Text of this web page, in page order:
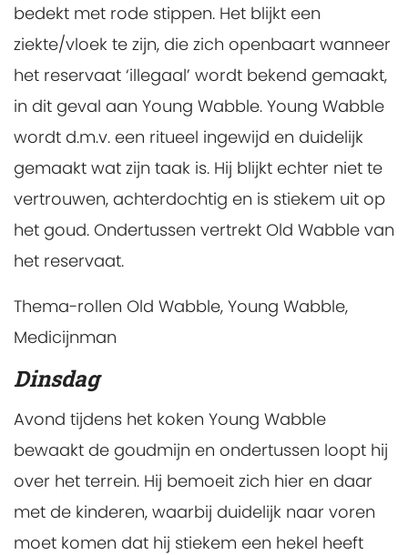
bedekt met rode stippen. Het blijkt een
ziekte/vloek te zijn, die zich openbaart wanneer
het reservaat ‘illegaal’ wordt bekend gemaakt,
in dit geval aan Young Wabble. Young Wabble
wordt d.m.v. een ritueel ingewijd en duidelijk
gemaakt wat zijn taak is. Hij blijkt echter niet te
vertrouwen, achterdochtig en is stiekem uit op
het goud. Ondertussen vertrekt Old Wabble van
het reservaat.
Thema-rollen Old Wabble, Young Wabble,
Medicijnman
Dinsdag
Avond tijdens het koken Young Wabble
bewaakt de goudmijn en ondertussen loopt hij
over het terrein. Hij bemoeit zich hier en daar
met de kinderen, waarbij duidelijk naar voren
moet komen dat hij stiekem een hekel heeft